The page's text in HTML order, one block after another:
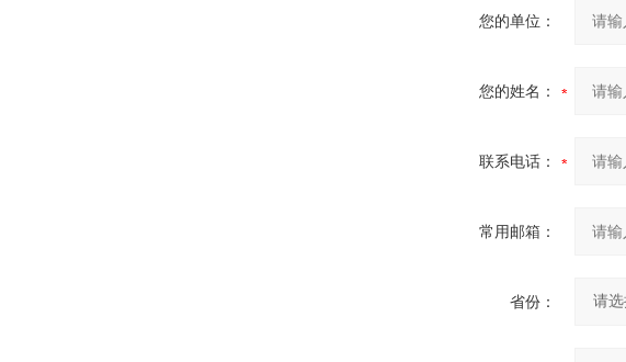
您的单位：
您的姓名：
联系电话：
常用邮箱：
省份：